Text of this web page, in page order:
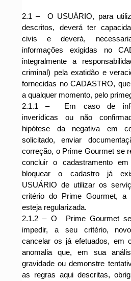
2.1 –
O USUÁRIO, para
descritos, deverá ter
civis e deverá,
informações exigidas no
integralmente a
criminal) pela exatidão e
fornecidas no CADASTRO,
a qualquer momento, pelo
2.1.1 –
Em caso de
inverídicas ou não
hipótese da negativa em
solicitado, enviar
correção, o Prime Gourmet se
concluir o cadastramento
bloquear o cadastro já
USUÁRIO de utilizar os
critério do Prime Gourmet, a
esteja regularizada.
2.1.2 – O
Prime Gourmet
impedir, a seu critério,
cancelar os já efetuados, em
anomalia que, em sua
gravidade ou demonstre
as regras aqui descritas,